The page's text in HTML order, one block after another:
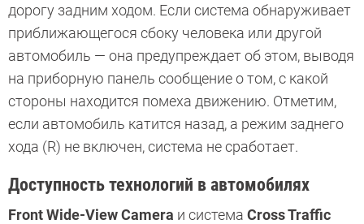
дорогу задним ходом. Если система обнаруживает
приближающегося сбоку человека или другой
автомобиль — она предупреждает об этом, выводя
на приборную панель сообщение о том, с какой
стороны находится помеха движению. Отметим,
если автомобиль катится назад, а режим заднего
хода (R) не включен, система не сработает.
Доступность технологий в автомобилях
Front Wide-View Camera и система Cross Traffic